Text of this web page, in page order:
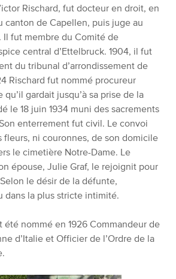
Rischard, fut docteur en droit, en
canton de Capellen, puis juge au
fut membre du Comité de
central d’Ettelbruck. 1904, il fut
du tribunal d’arrondissement de
Rischard fut nommé procureur
qu’il gardait jusqu’à sa prise de la
le 18 juin 1934 muni des sacrements
enterrement fut civil. Le convoi
fleurs, ni couronnes, de son domicile
le cimetière Notre-Dame. Le
épouse, Julie Graf, le rejoignit pour
le désir de la défunte,
dans la plus stricte intimité.
été nommé en 1926 Commandeur de
d’Italie et Officier de l’Ordre de la